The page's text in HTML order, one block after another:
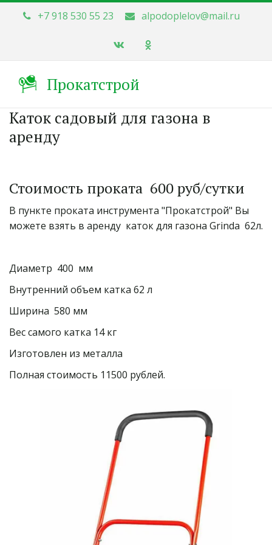
+7 918 530 55 23 alpodoplelov@mail.ru
Прокатстрой
Каток садовый для газона в
аренду
Стоимость проката  600 руб/сутки
В пункте проката инструмента "Прокатстрой" Вы
можете взять в аренду  каток для газона Grinda  62л.
Диаметр  400  мм
Внутренний объем катка 62 л
Ширина  580 мм
Вес самого катка 14 кг
Изготовлен из металла
Полная стоимость 11500 рублей.